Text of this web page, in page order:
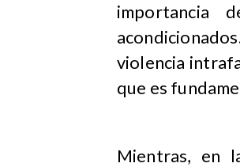
importancia
violencia
que es
Mientras, en